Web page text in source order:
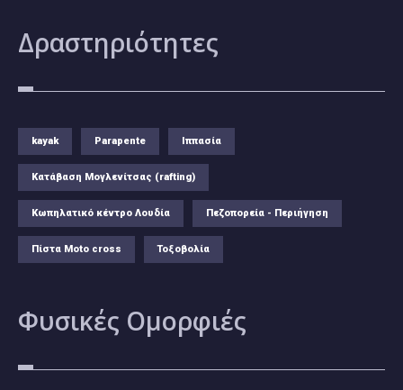
Δραστηριότητες
kayak Parapente Ιππασία
Κατάβαση Μογλενίτσας (rafting)
Κωπηλατικό κέντρο Λουδία Πεζοπορεία - Περιήγηση
Πίστα Moto cross Τοξοβολία
Φυσικές Ομορφιές